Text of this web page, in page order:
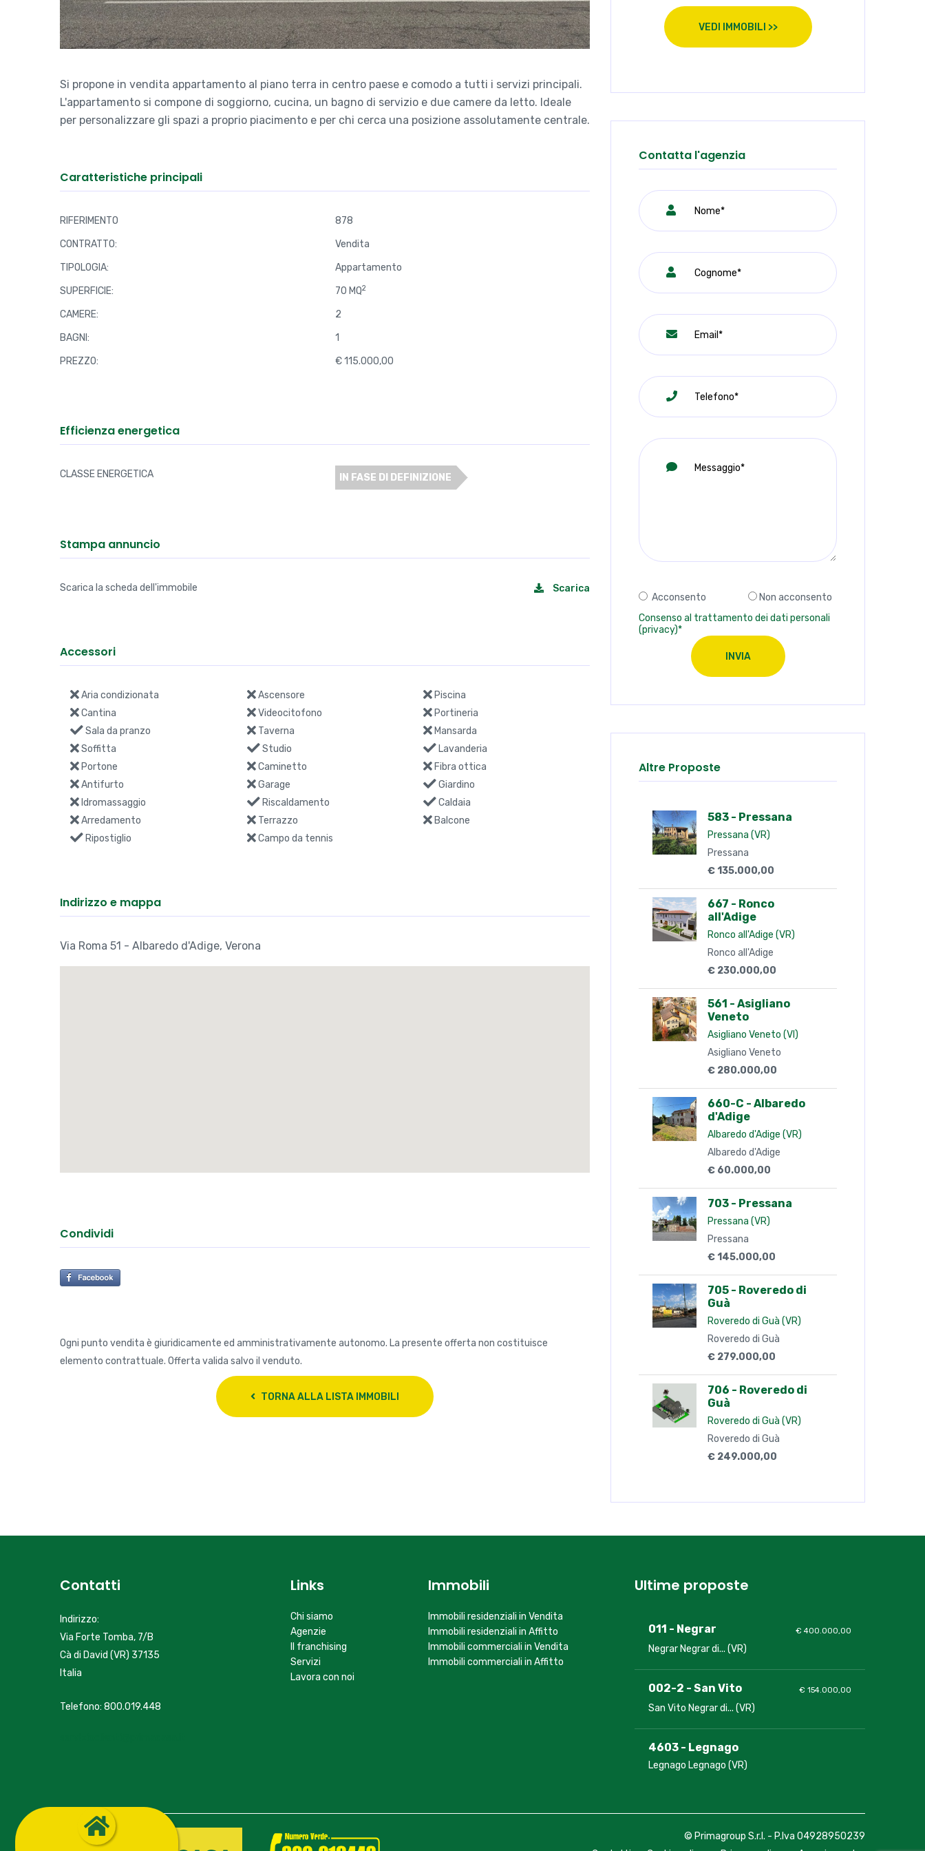
Si propone in vendita appartamento al piano terra in centro paese e comodo a tutti i servizi principali.
L'appartamento si compone di soggiorno, cucina, un bagno di servizio e due camere da letto. Ideale
per personalizzare gli spazi a proprio piacimento e per chi cerca una posizione assolutamente centrale.
Caratteristiche principali
RIFERIMENTO
878
CONTRATTO:
Vendita
TIPOLOGIA:
Appartamento
SUPERFICIE:
70 MQ2
CAMERE:
2
BAGNI:
1
PREZZO:
€ 115.000,00
Efficienza energetica
CLASSE ENERGETICA IN FASE DI DEFINIZIONE
Stampa annuncio
Scarica la scheda dell'immobile Scarica
Accessori
Aria condizionata Ascensore
Piscina
Cantina
Videocitofono
Portineria
Sala da pranzo
Taverna
Mansarda
Soffitta
Studio
Lavanderia
Portone
Caminetto
Fibra ottica
Antifurto
Garage
Giardino
Idromassaggio
Riscaldamento
Caldaia
Arredamento
Terrazzo
Balcone
Ripostiglio
Campo da tennis
Indirizzo e mappa
Via Roma 51 - Albaredo d'Adige, Verona
Condividi
Ogni punto vendita è giuridicamente ed amministrativamente autonomo. La presente offerta non costituisce
elemento contrattuale. Offerta valida salvo il venduto.
TORNA ALLA LISTA IMMOBILI
VEDI IMMOBILI >>
Contatta l'agenzia
Acconsento
Non acconsento
Consenso al trattamento dei dati personali
(privacy)*
INVIA
Altre Proposte
583 - Pressana
Pressana (VR)
Pressana
€ 135.000,00
667 - Ronco
all'Adige
Ronco all'Adige (VR)
Ronco all'Adige
€ 230.000,00
561 - Asigliano
Veneto
Asigliano Veneto (VI)
Asigliano Veneto
€ 280.000,00
660-C - Albaredo
d'Adige
Albaredo d'Adige (VR)
Albaredo d'Adige
€ 60.000,00
703 - Pressana
Pressana (VR)
Pressana
€ 145.000,00
705 - Roveredo di
Guà
Roveredo di Guà (VR)
Roveredo di Guà
€ 279.000,00
706 - Roveredo di
Guà
Roveredo di Guà (VR)
Roveredo di Guà
€ 249.000,00
Contatti
Indirizzo:
Via Forte Tomba, 7/B
Cà di David (VR) 37135
Italia
Telefono: 800.019.448
Links
Chi siamo
Agenzie
Il franchising
Servizi
Lavora con noi
Immobili
Immobili residenziali in Vendita
Immobili residenziali in Affitto
Immobili commerciali in Vendita
Immobili commerciali in Affitto
Ultime proposte
011 - Negrar € 400.000,00
Negrar Negrar di... (VR)
002-2 - San Vito € 154.000,00
San Vito Negrar di... (VR)
4603 - Legnago
Legnago Legnago (VR)
© Primagroup S.r.l. - P.Iva 04928950239